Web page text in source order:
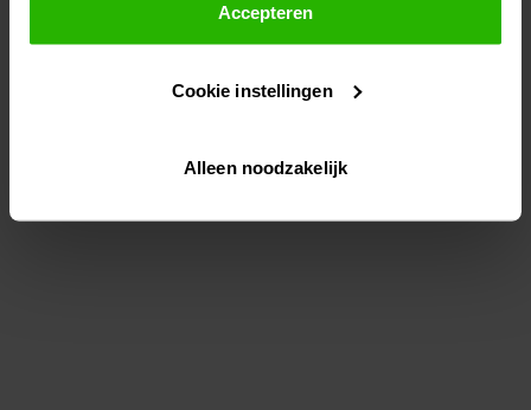
toestemming om cookies voor social media en
gepersonaliseerde advertenties te plaatsen.
Lees hier meer over in onsprivacybeleid
Via "Cookie instellingen" kun je ook zelf instellen welke
Accepteren
Cookie instellingen
Alleen noodzakelijk